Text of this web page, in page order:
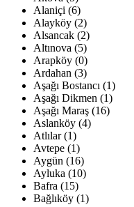
Alaniçi (6)
Alayköy (2)
Alsancak (2)
Altınova (5)
Arapköy (0)
Ardahan (3)
Aşağı Bostancı (1)
Aşağı Dikmen (1)
Aşağı Maraş (16)
Aslanköy (4)
Atlılar (1)
Avtepe (1)
Aygün (16)
Ayluka (10)
Bafra (15)
Bağlıköy (1)